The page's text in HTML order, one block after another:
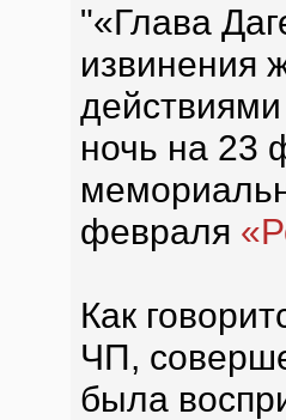
"«Глава
извинения
ночь на 23
февраля
Как
ЧП,
была